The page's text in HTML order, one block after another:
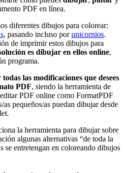
PDF en línea.
diferentes dibujos para colorear:
, pasando incluso porunicornios.
de imprimir estos dibujos para
es dibujar en ellos online,
programa.
todas las modificaciones que desees
PDF, siendo la herramienta de
PDF online como FormatPDF
pequeños/as puedan dibujar desde
la herramienta para dibujar sobre
algunas alternativas “de toda la
se entretengan en coloreando dibujos